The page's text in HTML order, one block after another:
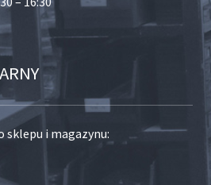
sklepu i magazynu: